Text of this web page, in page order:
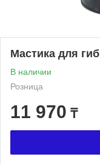
Мастика для
В наличии
Розница
11 970 ₸